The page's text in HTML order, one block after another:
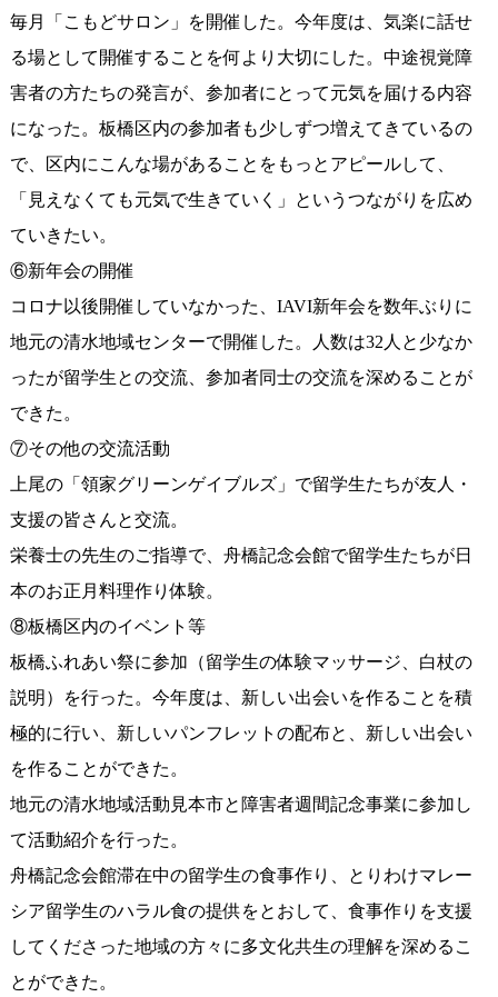
毎月「こもどサロン」を開催した。今年度は、気楽に話せ
る場として開催することを何より大切にした。中途視覚障
害者の方たちの発言が、参加者にとって元気を届ける内容
になった。板橋区内の参加者も少しずつ増えてきているの
で、区内にこんな場があることをもっとアピールして、
「見えなくても元気で生きていく」というつながりを広め
ていきたい。
⑥新年会の開催
コロナ以後開催していなかった、IAVI新年会を数年ぶりに
地元の清水地域センターで開催した。人数は32人と少なか
ったが留学生との交流、参加者同士の交流を深めることが
できた。
⑦その他の交流活動
上尾の「領家グリーンゲイブルズ」で留学生たちが友人・
支援の皆さんと交流。
栄養士の先生のご指導で、舟橋記念会館で留学生たちが日
本のお正月料理作り体験。
⑧板橋区内のイベント等
板橋ふれあい祭に参加（留学生の体験マッサージ、白杖の
説明）を行った。今年度は、新しい出会いを作ることを積
極的に行い、新しいパンフレットの配布と、新しい出会い
を作ることができた。
地元の清水地域活動見本市と障害者週間記念事業に参加し
て活動紹介を行った。
舟橋記念会館滞在中の留学生の食事作り、とりわけマレー
シア留学生のハラル食の提供をとおして、食事作りを支援
してくださった地域の方々に多文化共生の理解を深めるこ
とができた。